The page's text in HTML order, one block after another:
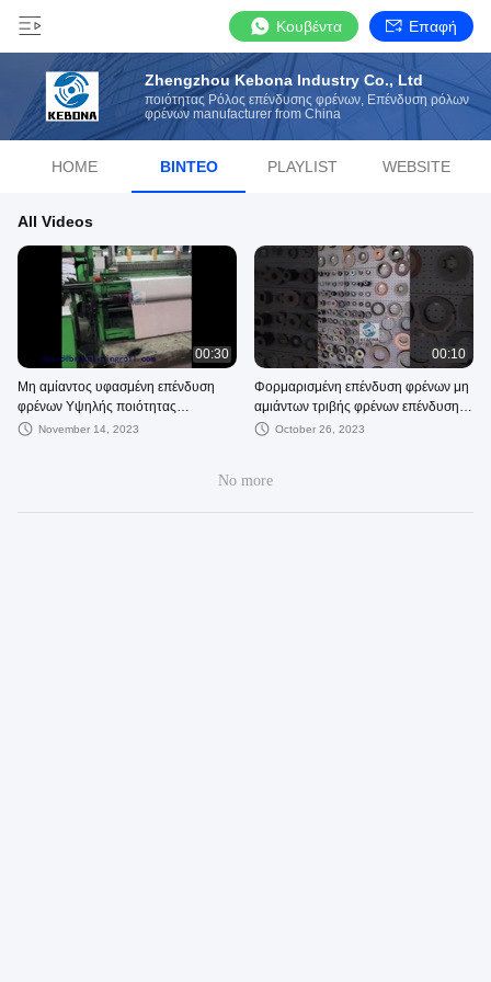
Κουβέντα Επαφή
Zhengzhou Kebona Industry Co., Ltd
ποιότητας Ρόλος επένδυσης φρένων, Επένδυση ρόλων
φρένων manufacturer from China
HOME ΒΊΝΤΕΟ PLAYLIST WEBSITE
All Videos
00:30
Μη αμίαντος υφασμένη επένδυση
φρένων Υψηλής ποιότητας
επένδυση ρολ φρένων στην
November 14, 2023
00:10
Φορμαρισμένη επένδυση φρένων μη
αμιάντων τριβής φρένων επένδυσης
τριβής φύλλων τριβής σκάφη της
October 26, 2023
No more